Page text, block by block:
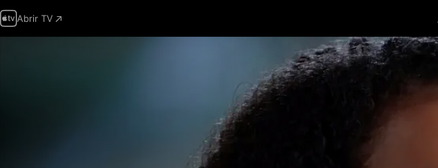
Abrir TV